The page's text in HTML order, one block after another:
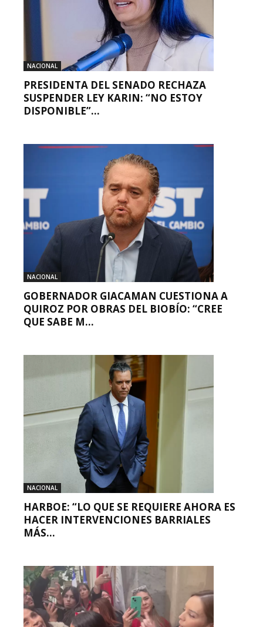
NACIONAL
PRESIDENTA DEL SENADO RECHAZA
SUSPENDER LEY KARIN: “NO ESTOY
DISPONIBLE”...
NACIONAL
GOBERNADOR GIACAMAN CUESTIONA A
QUIROZ POR OBRAS DEL BIOBÍO: “CREE
QUE SABE M...
NACIONAL
HARBOE: “LO QUE SE REQUIERE AHORA ES
HACER INTERVENCIONES BARRIALES
MÁS...